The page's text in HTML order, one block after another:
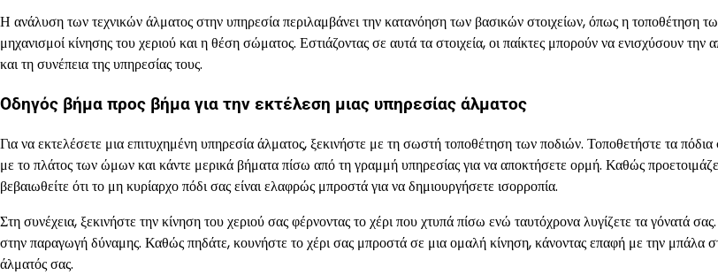
Η ανάλυση των τεχνικών άλματος στην υπηρεσία περιλαμβάνει την κατανόηση των βασικών στοιχείων, όπως η τοποθέτηση
μηχανισμοί κίνησης του χεριού και η θέση σώματος. Εστιάζοντας σε αυτά τα στοιχεία, οι παίκτες μπορούν να ενισχύσουν την
και τη συνέπεια της υπηρεσίας τους.
Οδηγός βήμα προς βήμα για την εκτέλεση μιας υπηρεσίας άλματος
Για να εκτελέσετε μια επιτυχημένη υπηρεσία άλματος, ξεκινήστε με τη σωστή τοποθέτηση των ποδιών. Τοποθετήστε τα
με το πλάτος των ώμων και κάντε μερικά βήματα πίσω από τη γραμμή υπηρεσίας για να αποκτήσετε ορμή. Καθώς
βεβαιωθείτε ότι το μη κυρίαρχο πόδι σας είναι ελαφρώς μπροστά για να δημιουργήσετε ισορροπία.
Στη συνέχεια, ξεκινήστε την κίνηση του χεριού σας φέρνοντας το χέρι που χτυπά πίσω ενώ ταυτόχρονα λυγίζετε τα γόνατά
στην παραγωγή δύναμης. Καθώς πηδάτε, κουνήστε το χέρι σας μπροστά σε μια ομαλή κίνηση, κάνοντας επαφή με την μπάλα
άλματός σας.